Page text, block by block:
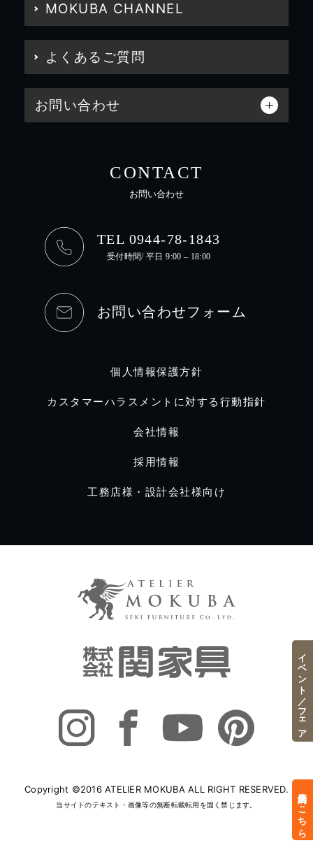
MOKUBA CHANNEL
よくあるご質問
お問い合わせ
CONTACT
お問い合わせ
TEL 0944-78-1843
受付時間/ 平日 9:00 – 18:00
お問い合わせフォーム
個人情報保護方針
カスタマーハラスメントに対する行動指針
会社情報
採用情報
工務店様・設計会社様向け
Copyright ©2016 ATELIER MOKUBA ALL RIGHT RESERVED.
当サイトのテキスト・画像等の無断転載転用を固く禁じます。 来店予約はこちら
イベント／フェア